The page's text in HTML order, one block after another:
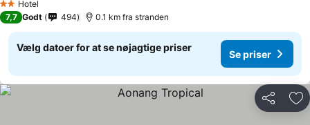
2 Stjerner
Hotel
7,7 Godt 494 0.1 km fra stranden
Vælg datoer for at se nøjagtige priser
Se priser
Del